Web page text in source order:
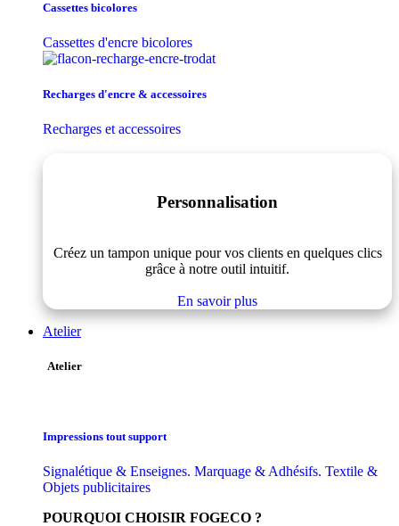
Cassettes bicolores
Cassettes d'encre bicolores
Recharges d'encre & accessoires
Recharges et accessoires
Personnalisation
Créez un tampon unique pour vos clients en quelques clics
grâce à notre outil intuitif.
En savoir plus
Atelier
Atelier
Impressions tout support
Signalétique & Enseignes. Marquage & Adhésifs. Textile &
Objets publicitaires
POURQUOI CHOISIR FOGECO ?